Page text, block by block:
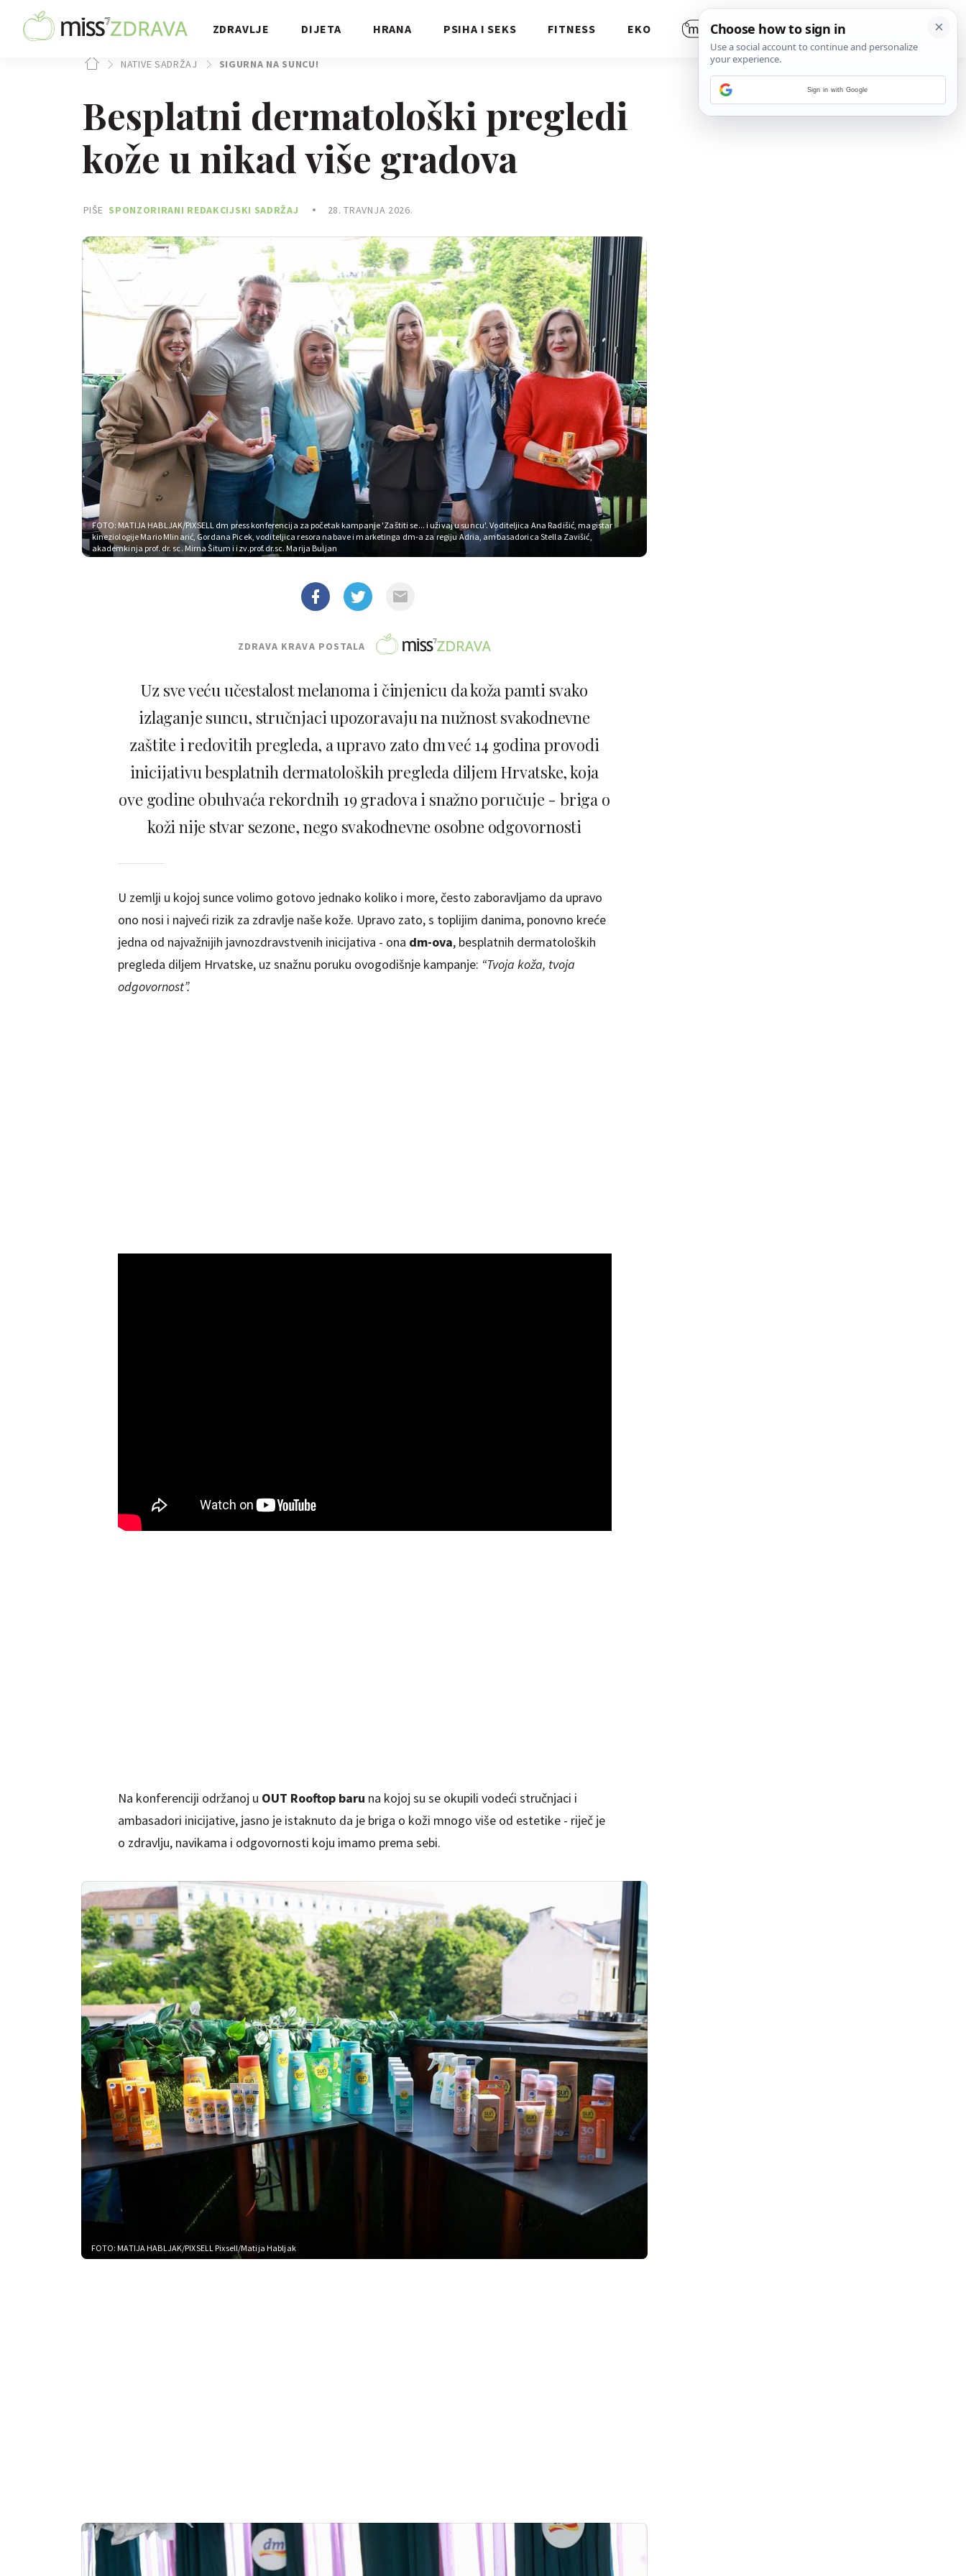
ZDRAVLJE DIJETA HRANA PSIHA I SEKS FITNESS EKO
NATIVE SADRŽAJ SIGURNA NA SUNCU!
Besplatni dermatološki pregledi
kože u nikad više gradova
PIŠE SPONZORIRANI REDAKCIJSKI SADRŽAJ 28. TRAVNJA 2026.
FOTO: MATIJA HABLJAK/PIXSELL dm press konferencija za početak kampanje 'Zaštiti se... i uživaj u suncu'. Voditeljica Ana Radišić, magistar
kineziologije Mario Mlinarić, Gordana Picek, voditeljica resora nabave i marketinga dm-a za regiju Adria, ambasadorica Stella Zavišić,
akademkinja prof. dr. sc. Mirna Šitum i izv.prof.dr.sc. Marija Buljan
ZDRAVA KRAVA POSTALA
Uz sve veću učestalost melanoma i činjenicu da koža pamti svako
izlaganje suncu, stručnjaci upozoravaju na nužnost svakodnevne
zaštite i redovitih pregleda, a upravo zato dm već 14 godina provodi
inicijativu besplatnih dermatoloških pregleda diljem Hrvatske, koja
ove godine obuhvaća rekordnih 19 gradova i snažno poručuje - briga o
koži nije stvar sezone, nego svakodnevne osobne odgovornosti
U zemlji u kojoj sunce volimo gotovo jednako koliko i more, često zaboravljamo da upravo
ono nosi i najveći rizik za zdravlje naše kože. Upravo zato, s toplijim danima, ponovno kreće
jedna od najvažnijih javnozdravstvenih inicijativa - ona dm-ova, besplatnih dermatoloških
pregleda diljem Hrvatske, uz snažnu poruku ovogodišnje kampanje: “Tvoja koža, tvoja
odgovornost”.
Na konferenciji održanoj u OUT Rooftop baru na kojoj su se okupili vodeći stručnjaci i
ambasadori inicijative, jasno je istaknuto da je briga o koži mnogo više od estetike - riječ je
o zdravlju, navikama i odgovornosti koju imamo prema sebi.
FOTO: MATIJA HABLJAK/PIXSELLPixsell/Matija Habljak
Sign in with Google